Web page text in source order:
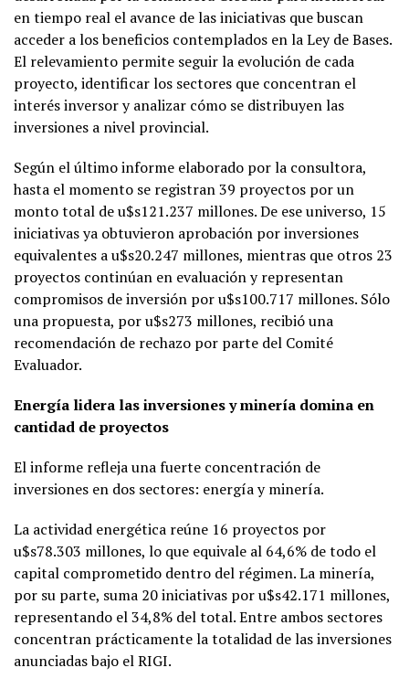
en tiempo real el avance de las iniciativas que buscan
acceder a los beneficios contemplados en la Ley de Bases.
El relevamiento permite seguir la evolución de cada
proyecto, identificar los sectores que concentran el
interés inversor y analizar cómo se distribuyen las
inversiones a nivel provincial.
Según el último informe elaborado por la consultora,
hasta el momento se registran 39 proyectos por un
monto total de u$s121.237 millones. De ese universo, 15
iniciativas ya obtuvieron aprobación por inversiones
equivalentes a u$s20.247 millones, mientras que otros 23
proyectos continúan en evaluación y representan
compromisos de inversión por u$s100.717 millones. Sólo
una propuesta, por u$s273 millones, recibió una
recomendación de rechazo por parte del Comité
Evaluador.
Energía lidera las inversiones y minería domina en
cantidad de proyectos
El informe refleja una fuerte concentración de
inversiones en dos sectores: energía y minería.
La actividad energética reúne 16 proyectos por
u$s78.303 millones, lo que equivale al 64,6% de todo el
capital comprometido dentro del régimen. La minería,
por su parte, suma 20 iniciativas por u$s42.171 millones,
representando el 34,8% del total. Entre ambos sectores
concentran prácticamente la totalidad de las inversiones
anunciadas bajo el RIGI.